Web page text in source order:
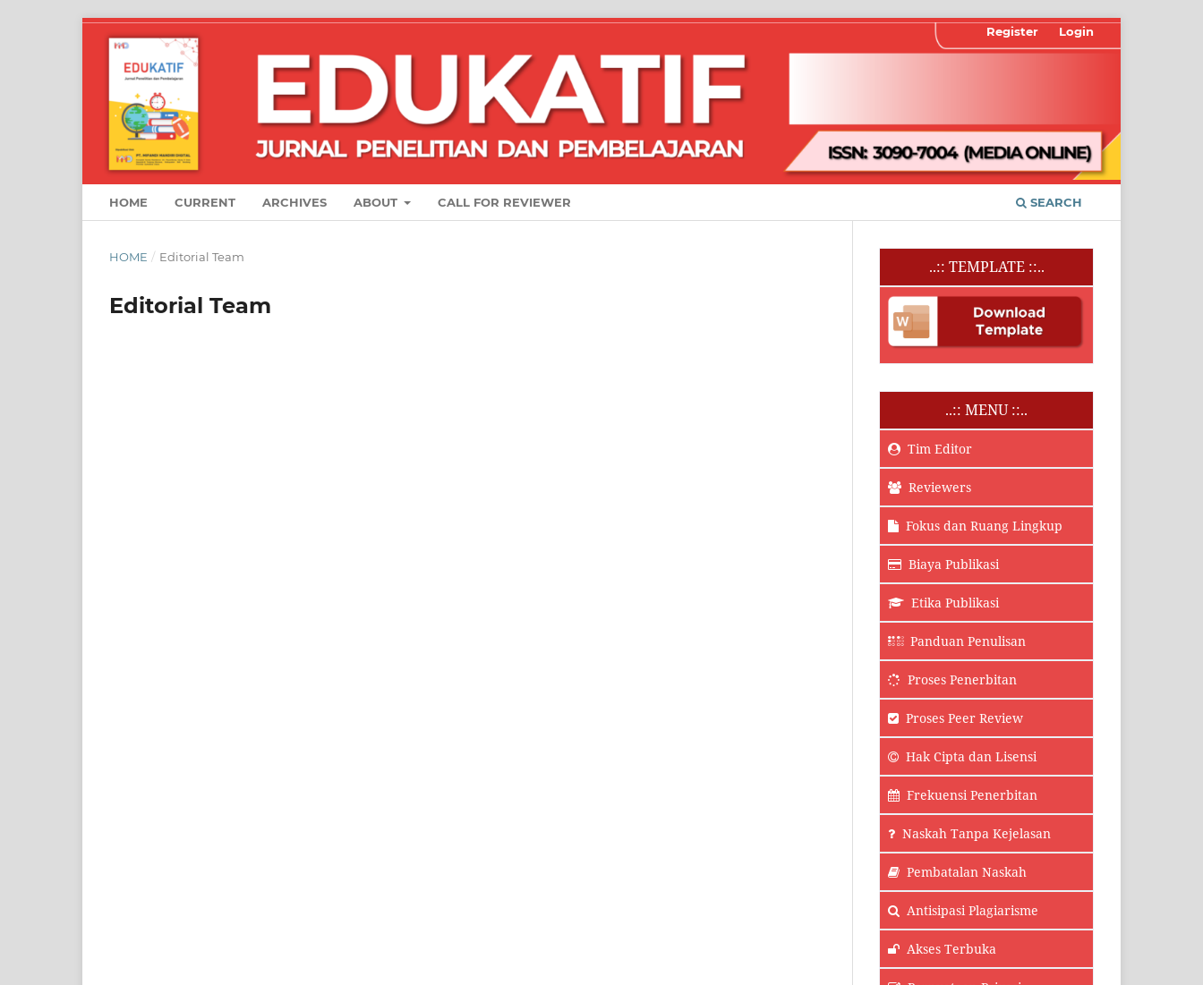
HOME CURRENT ARCHIVES ABOUT CALL FOR REVIEWER SEARCH
Register Login
HOME / Editorial Team
Editorial Team
..:: TEMPLATE ::..
..:: MENU ::..
Tim Editor
Reviewers
Fokus dan Ruang Lingkup
Biaya Publikasi
Etika Publikasi
Panduan Penulisan
Proses Penerbitan
Proses Peer Review
Hak Cipta dan Lisensi
Frekuensi Penerbitan
Naskah Tanpa Kejelasan
Pembatalan Naskah
Antisipasi Plagiarisme
Akses Terbuka